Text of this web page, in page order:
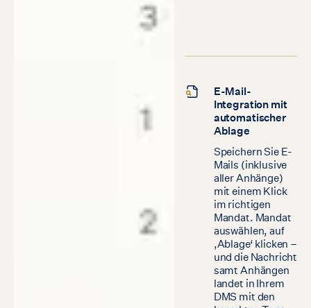
E-Mail-
Integration mit
automatischer
Ablage
Speichern Sie E-
Mails (inklusive
aller Anhänge)
mit einem Klick
im richtigen
Mandat. Mandat
auswählen, auf
‚Ablage‘ klicken –
und die Nachricht
samt Anhängen
landet in Ihrem
DMS mit den